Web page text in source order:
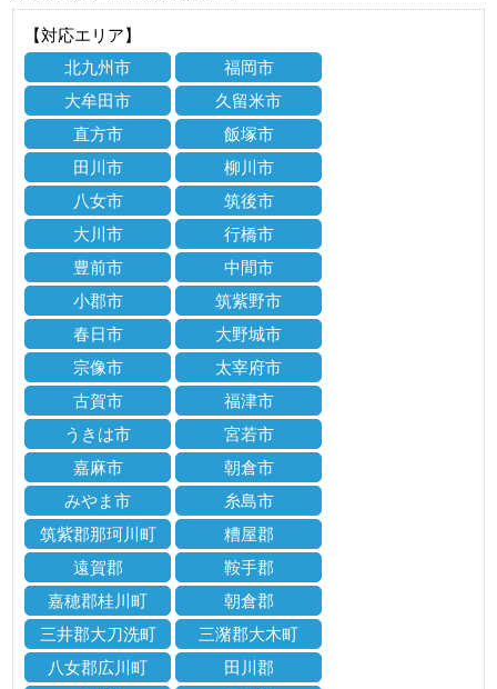
【対応エリア】
北九州市
福岡市
大牟田市
久留米市
直方市
飯塚市
田川市
柳川市
八女市
筑後市
大川市
行橋市
豊前市
中間市
小郡市
筑紫野市
春日市
大野城市
宗像市
太宰府市
古賀市
福津市
うきは市
宮若市
嘉麻市
朝倉市
みやま市
糸島市
筑紫郡那珂川町
糟屋郡
遠賀郡
鞍手郡
嘉穂郡桂川町
朝倉郡
三井郡大刀洗町
三潴郡大木町
八女郡広川町
田川郡